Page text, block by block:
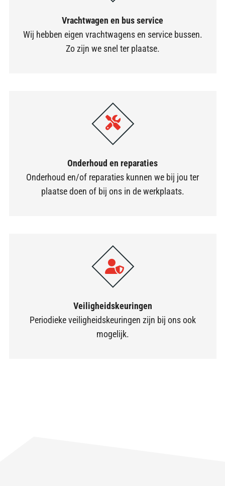
Vrachtwagen en bus service
Wij hebben eigen vrachtwagens en service bussen.
Zo zijn we snel ter plaatse.
Onderhoud en reparaties
Onderhoud en/of reparaties kunnen we bij jou ter
plaatse doen of bij ons in de werkplaats.
Veiligheidskeuringen
Periodieke veiligheidskeuringen zijn bij ons ook
mogelijk.